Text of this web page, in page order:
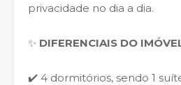
privacidade no dia a dia.
✨ DIFERENCIAIS DO
✔️ 4 dormitórios, sendo 1